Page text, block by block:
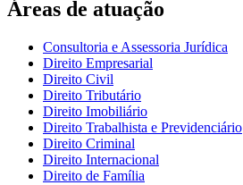
Áreas de atuação
Consultoria e Assessoria Jurídica
Direito Empresarial
Direito Civil
Direito Tributário
Direito Imobiliário
Direito Trabalhista e Previdenciário
Direito Criminal
Direito Internacional
Direito de Família